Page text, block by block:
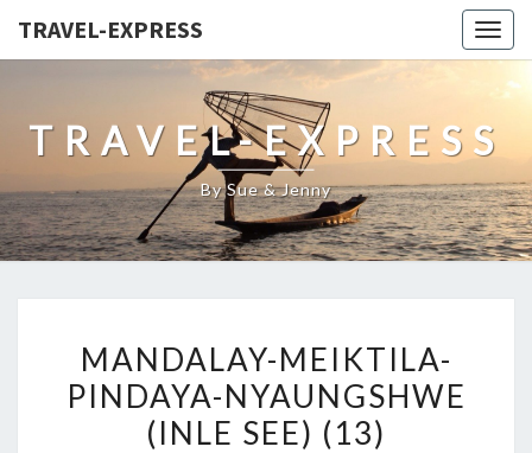
TRAVEL-EXPRESS
TRAVEL-EXPRESS
By Sue & Jenny
MANDALAY-MEIKTILA-
PINDAYA-NYAUNGSHWE
(INLE SEE) (13)